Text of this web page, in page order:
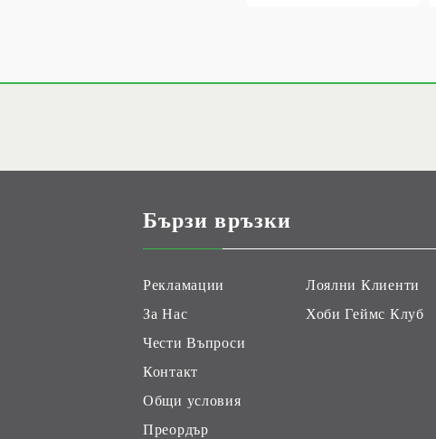
Бързи връзки
Рекламации
За Нас
Чести Въпроси
Контакт
Общи условия
Преордър
Лоялни Клиенти
Хоби Геймс Клуб